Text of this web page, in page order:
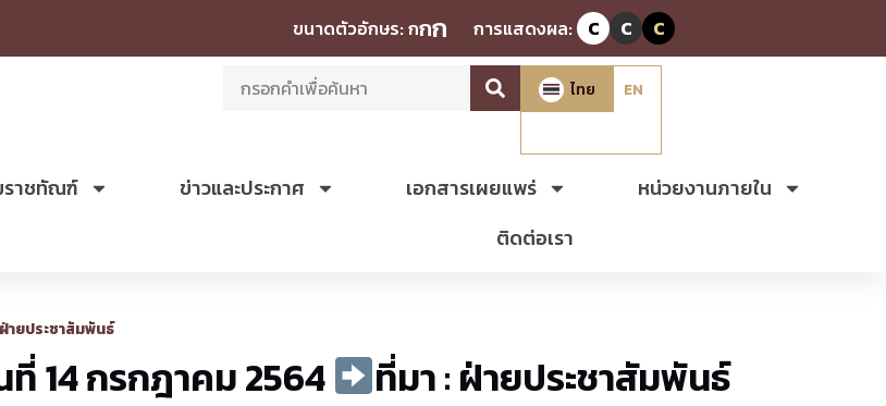
ขนาดตัวอักษร:กกก การแสดงผล: C C C
ไทย EN
ราชทัณฑ์ ข่าวและประกาศ เอกสารเผยแพร่
หน่วยงานภายใน
ติดต่อเรา
ายประชาสัมพันธ์
14 กรกฎาคม 2564 ที่มา : ฝ่ายประชาสัมพันธ์